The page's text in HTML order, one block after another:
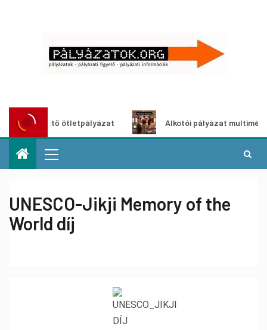
ötletpályázat Alkotói pályázat multimédia-
UNESCO-Jikji Memory of the
World díj